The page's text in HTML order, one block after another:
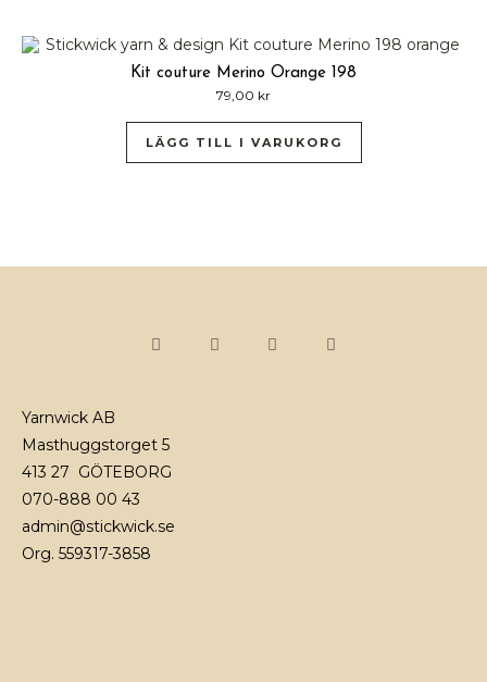
Kit couture Merino Orange 198
79,00 kr
LÄGG TILL I VARUKORG
Yarnwick AB
Masthuggstorget 5
413 27 GÖTEBORG
070-888 00 43
admin@stickwick.se
Org. 559317-3858